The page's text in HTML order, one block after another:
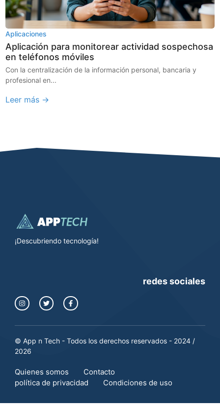
Aplicaciones
Aplicación para monitorear actividad sospechosa
en teléfonos móviles
Con la centralización de la información personal, bancaria y
profesional en...
Leer más →
¡Descubriendo tecnología!
redes sociales
© App n Tech - Todos los derechos reservados - 2024 /
2026
Quienes somos
Contacto
política de privacidad
Condiciones de uso